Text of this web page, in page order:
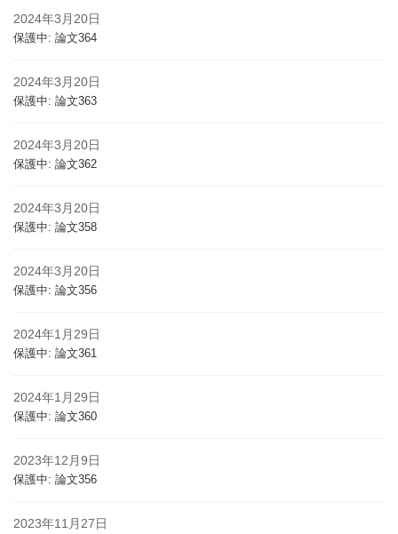
2024年3月20日
保護中: 論文364
2024年3月20日
保護中: 論文363
2024年3月20日
保護中: 論文362
2024年3月20日
保護中: 論文358
2024年3月20日
保護中: 論文356
2024年1月29日
保護中: 論文361
2024年1月29日
保護中: 論文360
2023年12月9日
保護中: 論文356
2023年11月27日